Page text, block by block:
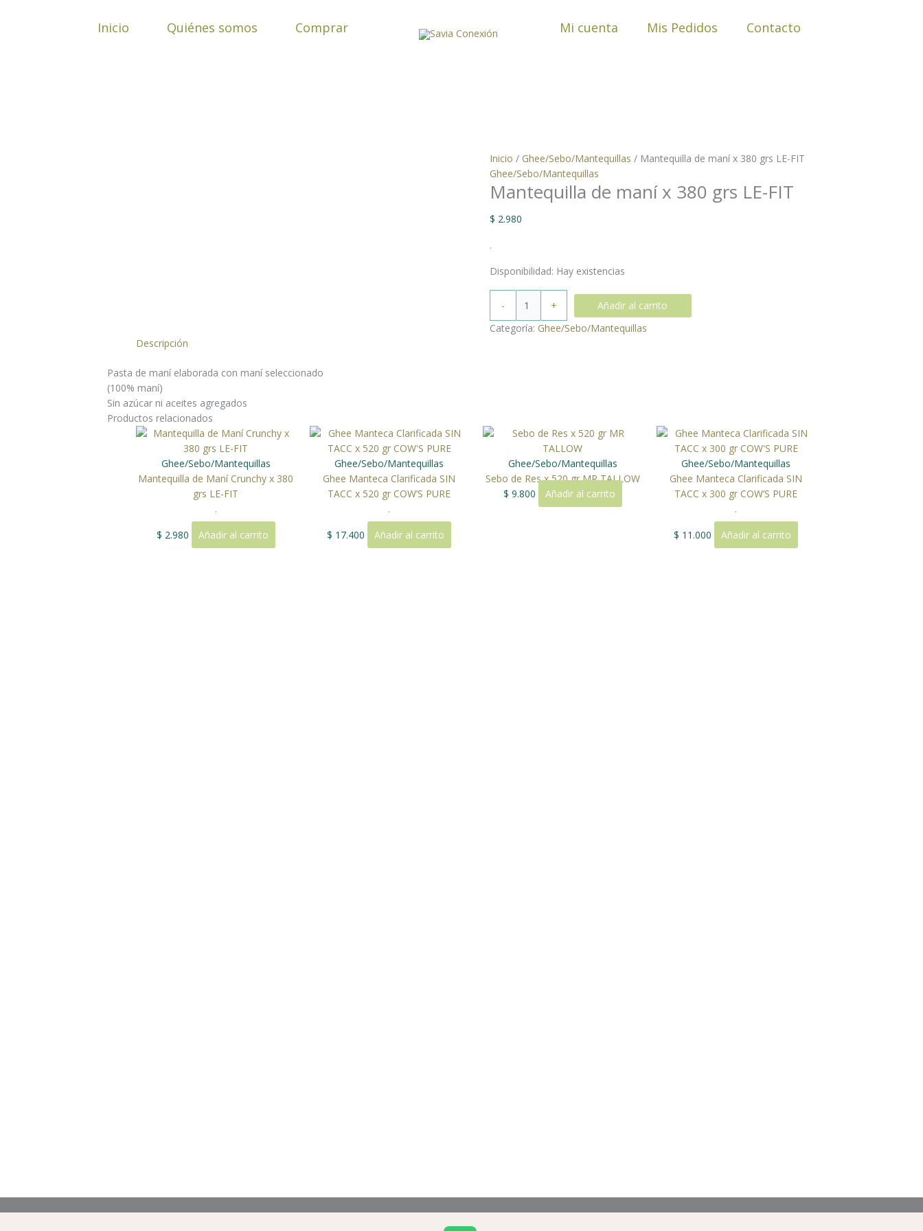
Inicio Quiénes somos Comprar Mi cuenta Mis Pedidos Contacto
Inicio / Ghee/Sebo/Mantequillas / Mantequilla de maní x 380 grs LE-FIT
Ghee/Sebo/Mantequillas
Mantequilla de maní x 380 grs LE-FIT
$ 2.980
.
Disponibilidad: Hay existencias
-
maní
+
Añadir al carrito
Categoría: Ghee/Sebo/Mantequillas
Descripción
Pasta de maní elaborada con maní seleccionado
(100% maní)
Sin azúcar ni aceites agregados
Productos relacionados
Ghee/Sebo/Mantequillas
Mantequilla de Maní Crunchy x 380
grs LE-FIT
.
$ 2.980 Añadir al carrito
Ghee/Sebo/Mantequillas
Ghee Manteca Clarificada SIN
TACC x 520 gr COW’S PURE
.
$ 17.400 Añadir al carrito
Ghee/Sebo/Mantequillas
Sebo de Res x 520 gr MR TALLOW
$ 9.800 Añadir al carrito
Ghee/Sebo/Mantequillas
Ghee Manteca Clarificada SIN
TACC x 300 gr COW’S PURE
.
$ 11.000 Añadir al carrito